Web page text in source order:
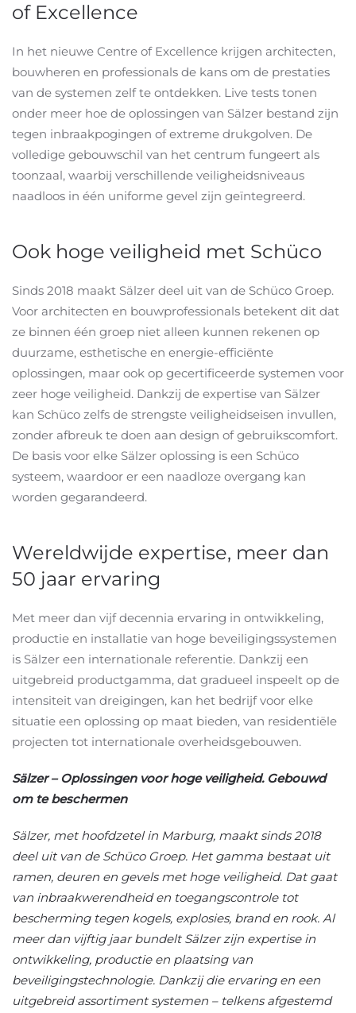
of Excellence
In het nieuwe Centre of Excellence krijgen architecten,
bouwheren en professionals de kans om de prestaties
van de systemen zelf te ontdekken. Live tests tonen
onder meer hoe de oplossingen van Sälzer bestand zijn
tegen inbraakpogingen of extreme drukgolven. De
volledige gebouwschil van het centrum fungeert als
toonzaal, waarbij verschillende veiligheidsniveaus
naadloos in één uniforme gevel zijn geïntegreerd.
Ook hoge veiligheid met Schüco
Sinds 2018 maakt Sälzer deel uit van de Schüco Groep.
Voor architecten en bouwprofessionals betekent dit dat
ze binnen één groep niet alleen kunnen rekenen op
duurzame, esthetische en energie-efficiënte
oplossingen, maar ook op gecertificeerde systemen voor
zeer hoge veiligheid. Dankzij de expertise van Sälzer
kan Schüco zelfs de strengste veiligheidseisen invullen,
zonder afbreuk te doen aan design of gebruikscomfort.
De basis voor elke Sälzer oplossing is een Schüco
systeem, waardoor er een naadloze overgang kan
worden gegarandeerd.
Wereldwijde expertise, meer dan
50 jaar ervaring
Met meer dan vijf decennia ervaring in ontwikkeling,
productie en installatie van hoge beveiligingssystemen
is Sälzer een internationale referentie. Dankzij een
uitgebreid productgamma, dat gradueel inspeelt op de
intensiteit van dreigingen, kan het bedrijf voor elke
situatie een oplossing op maat bieden, van residentiële
projecten tot internationale overheidsgebouwen.
Sälzer – Oplossingen voor hoge veiligheid. Gebouwd
om te beschermen
Sälzer, met hoofdzetel in Marburg, maakt sinds 2018
deel uit van de Schüco Groep. Het gamma bestaat uit
ramen, deuren en gevels met hoge veiligheid. Dat gaat
van inbraakwerendheid en toegangscontrole tot
bescherming tegen kogels, explosies, brand en rook. Al
meer dan vijftig jaar bundelt Sälzer zijn expertise in
ontwikkeling, productie en plaatsing van
beveiligingstechnologie. Dankzij die ervaring en een
uitgebreid assortiment systemen – telkens afgestemd